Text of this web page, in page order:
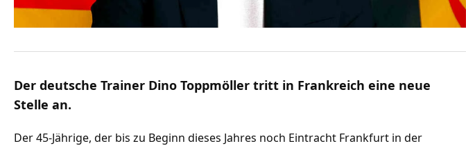
Der deutsche Trainer Dino Toppmöller tritt in Frankreich eine neue
Stelle an.
Der 45-Jährige, der bis zu Beginn dieses Jahres noch Eintracht Frankfurt in der